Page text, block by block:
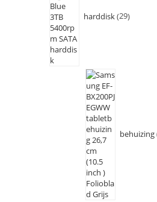
harddisk 29
behuizing